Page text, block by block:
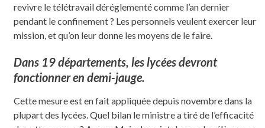
revivre le télétravail déréglementé comme l’an dernier
pendant le confinement ? Les personnels veulent exercer leur
mission, et qu’on leur donne les moyens de le faire.
Dans 19 départements, les lycées devront
fonctionner en demi-jauge.
Cette mesure est en fait appliquée depuis novembre dans la
plupart des lycées. Quel bilan le ministre a tiré de l’efficacité